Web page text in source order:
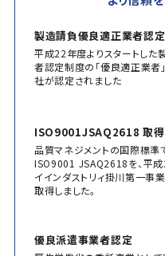
製造請負優良適正業者認定
平成22年度よりスタートし
者認定制度の「優良適正業者
社が認定されました
ISO9001JSAQ2618 取得
品質マネジメントの国際標準
ISO9001 JSAQ2618を、平
イインダストリィ掛川第一事
取得しました。
優良派遣事業者認定